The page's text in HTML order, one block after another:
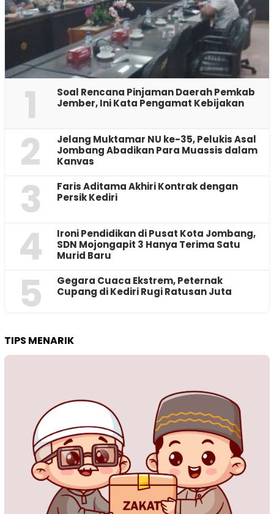
1
‎Soal Rencana Pinjaman Daerah Pemkab
Jember, Ini Kata Pengamat Kebijakan ‎
2
Jelang Muktamar NU ke-35, Pelukis Asal
Jombang Abadikan Para Muassis dalam
Kanvas
3
Faris Aditama Akhiri Kontrak dengan
Persik Kediri
4
Ironi Pendidikan di Pusat Kota Jombang,
SDN Mojongapit 3 Hanya Terima Satu
Murid Baru
5
‎Gegara Cuaca Ekstrem, Peternak
Cupang di Kediri Rugi Ratusan Juta
TIPS MENARIK